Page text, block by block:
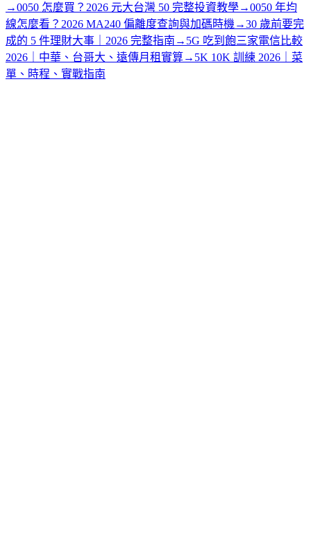
→0050 怎麼買？2026 元大台灣 50 完整投資教學→0050 年均
線怎麼看？2026 MA240 偏離度查詢與加碼時機 →30 歲前要完
成的 5 件理財大事｜2026 完整指南 → 5G 吃到飽三家電信比較
2026｜中華、台哥大、遠傳月租實算→ 5K 10K 訓練 2026｜菜
單、時程、實戰指南